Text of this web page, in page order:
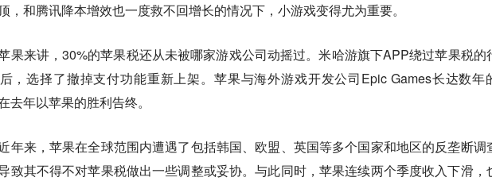
，和腾讯降本增效也一度救不回增长的情况下，小游戏变得尤为重要。
果来讲，30%的苹果税还从未被哪家游戏公司动摇过。米哈游旗下APP绕过苹果税的
，选择了撤掉支付功能重新上架。苹果与海外游戏开发公司Epic Games长达数年
去年以苹果的胜利告终。
年来，苹果在全球范围内遭遇了包括韩国、欧盟、英国等多个国家和地区的反垄断调
致其不得不对苹果税做出一些调整或妥协。与此同时，苹果连续两个季度收入下滑，